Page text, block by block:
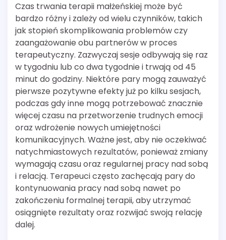
Czas trwania terapii małżeńskiej może być
bardzo różny i zależy od wielu czynników, takich
jak stopień skomplikowania problemów czy
zaangażowanie obu partnerów w proces
terapeutyczny. Zazwyczaj sesje odbywają się raz
w tygodniu lub co dwa tygodnie i trwają od 45
minut do godziny. Niektóre pary mogą zauważyć
pierwsze pozytywne efekty już po kilku sesjach,
podczas gdy inne mogą potrzebować znacznie
więcej czasu na przetworzenie trudnych emocji
oraz wdrożenie nowych umiejętności
komunikacyjnych. Ważne jest, aby nie oczekiwać
natychmiastowych rezultatów, ponieważ zmiany
wymagają czasu oraz regularnej pracy nad sobą
i relacją. Terapeuci często zachęcają pary do
kontynuowania pracy nad sobą nawet po
zakończeniu formalnej terapii, aby utrzymać
osiągnięte rezultaty oraz rozwijać swoją relację
dalej.